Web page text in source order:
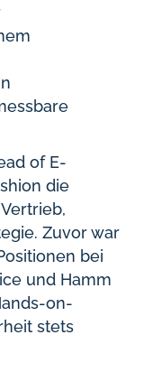
of E-
die
Zuvor war
bei
und Hamm
on-
stets